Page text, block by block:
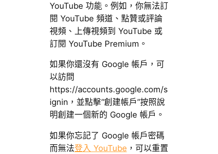
YouTube 功能。例如，你無法訂
閱 YouTube 頻道、點贊或評論
視頻、上傳視頻到 YouTube 或
訂閱 YouTube Premium。
如果你還沒有 Google 帳戶，可
以訪問
https://accounts.google.com/s
ignin，並點擊“創建帳戶”按照說
明創建一個新的 Google 帳戶。
如果你忘記了 Google 帳戶密碼
而無法登入 YouTube ，可以重置